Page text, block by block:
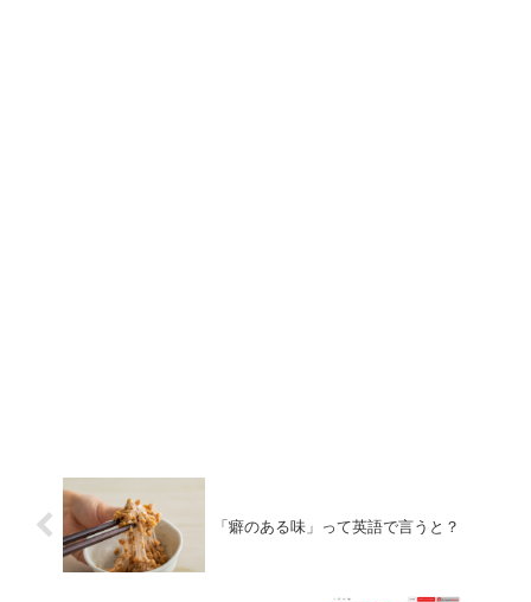
「癖のある味」って英語で言うと？